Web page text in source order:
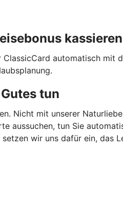
kassieren
automatisch
tun
Nicht mit unserer
aussuchen, tun Sie
wir uns dafür ein, das